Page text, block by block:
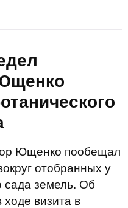
Ющенко пообещал
отобранных у
сада земель. Об
ходе визита в